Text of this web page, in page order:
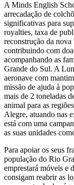
A Minds English
arrecadação de
significativas para
royalties, taxa de
reconstrução da
contribuindo com
acompanhando as
Grande do Sul. A
aeronave com
missão de ajuda à
mais de 2 toneladas
animal para as
Alegre, atuando nas
está com uma
as suas unidades
Para apoiar os seus
população do Rio
emprestará móveis e
consigam reabrir as